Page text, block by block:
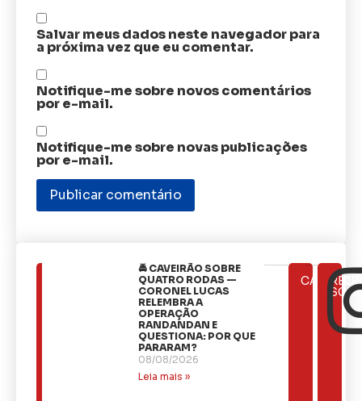
Salvar meus dados neste navegador para
a próxima vez que eu comentar.
Notifique-me sobre novos comentários
por e-mail.
Notifique-me sobre novas publicações
por e-mail.
🚔 CAVEIRÃO SOBRE
QUATRO RODAS —
CORONEL LUCAS
RELEMBRA A
OPERAÇÃO
RANDANDAN E
QUESTIONA: POR QUE
PARARAM?
08/08/2026
Leia mais »